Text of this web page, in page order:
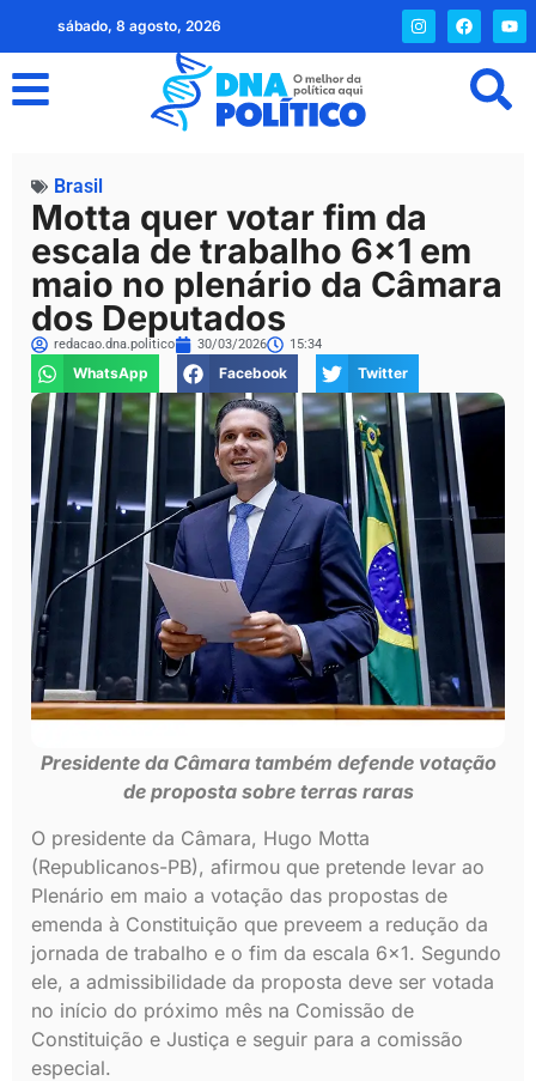
sábado, 8 agosto, 2026
Brasil
Motta quer votar fim da
escala de trabalho 6×1 em
maio no plenário da Câmara
dos Deputados
redacao.dna.politico 30/03/2026 15:34
WhatsApp Facebook Twitter
Presidente da Câmara também defende votação
de proposta sobre terras raras
O presidente da Câmara, Hugo Motta
(Republicanos-PB), afirmou que pretende levar ao
Plenário em maio a votação das propostas de
emenda à Constituição que preveem a redução da
jornada de trabalho e o fim da escala 6×1. Segundo
ele, a admissibilidade da proposta deve ser votada
no início do próximo mês na Comissão de
Constituição e Justiça e seguir para a comissão
especial.